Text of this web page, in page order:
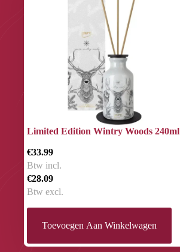
Limited Edition Wintry Woods 240ml
€33.99
Btw incl.
€28.09
Btw excl.
Toevoegen Aan Winkelwagen